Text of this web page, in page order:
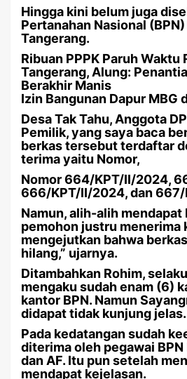
Hingga kini belum juga
Pertanahan Nasional
Tangerang.
Ribuan PPPK Paruh Waktu
Tangerang, Alung:
Berakhir Manis ‎
Izin Bangunan Dapur MBG
Desa Tak Tahu, Anggota
Pemilik, yang saya baca
berkas tersebut terdaftar
terima yaitu Nomor,
Nomor 664/KPT/II/2024,
666/KPT/II/2024, dan
Namun, alih-alih mendapat
pemohon justru menerima
mengejutkan bahwa
hilang,” ujarnya.
Ditambahkan Rohim,
mengaku sudah enam (6)
kantor BPN. Namun
didapat tidak kunjung jelas.
Pada kedatangan sudah
diterima oleh pegawai BPN
dan AF. Itu pun setelah
mendapat kejelasan.